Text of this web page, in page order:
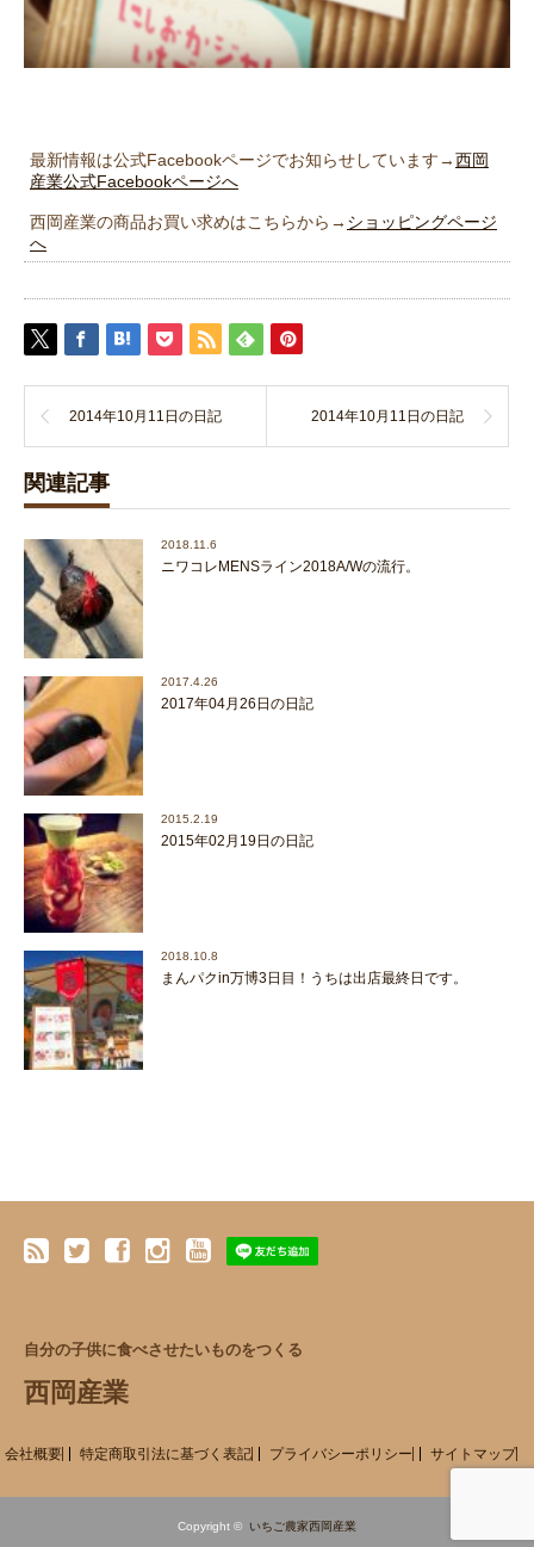
最新情報は公式Facebookページでお知らせしています→西岡
産業公式Facebookページへ
西岡産業の商品お買い求めはこちらから→ ショッピングページ
へ
2014年10月11日の日記 2014年10月11日の日記
関連記事
2018.11.6
ニワコレMENSライン2018A/Wの流行。
2017.4.26
2017年04月26日の日記
2015.2.19
2015年02月19日の日記
2018.10.8
まんパクin万博3日目！うちは出店最終日です。
自分の子供に食べさせたいものをつくる
西岡産業
会社概要 特定商取引法に基づく表記 プライバシーポリシー サイトマップ
Copyright © いちご農家西岡産業